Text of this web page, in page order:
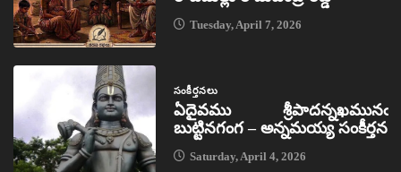
Tuesday, April 7, 2026
సంకీర్తనలు
ఏదైవము శ్రీపాదన్నఖమునఁ
బుట్టినగంగ – అన్నమయ్య సంకీర్తన
Saturday, April 4, 2026